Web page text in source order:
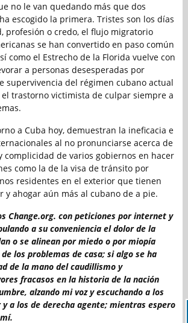
no le van quedando más que dos
escogido la primera. Tristes son los días
profesión o credo, el flujo migratorio
se han convertido en paso común
como el Estrecho de la Florida vuelve con
a personas desesperadas por
supervivencia del régimen cubano actual
trastorno victimista de culpar siempre a
a Cuba hoy, demuestran la ineficacia e
al no pronunciarse acerca de
de varios gobiernos en hacer
como la de la visa de tránsito por
residentes en el exterior que tienen
ahogar aún más al cubano de a pie.
Change.org. con peticiones por internet y
a su conveniencia el dolor de la
o se alinean por miedo o por miopía
los problemas de casa; si algo se ha
de la mano del caudillismo y
fracasos en la historia de la nación
alzando mi voz y escuchando a los
a los de derecha agente; mientras espero